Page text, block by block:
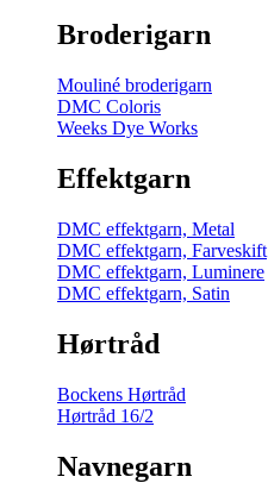
Broderigarn
Mouliné broderigarn
DMC Coloris
Weeks Dye Works
Effektgarn
DMC effektgarn, Metal
DMC effektgarn, Farveskift
DMC effektgarn, Luminere
DMC effektgarn, Satin
Hørtråd
Bockens Hørtråd
Hørtråd 16/2
Navnegarn